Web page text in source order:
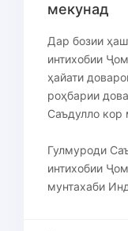
мекунад
Дар бозии
интихобии
ҳайати
роҳбарии
Саъдулло кор
Гулмуроди
интихобии
мунтахаби